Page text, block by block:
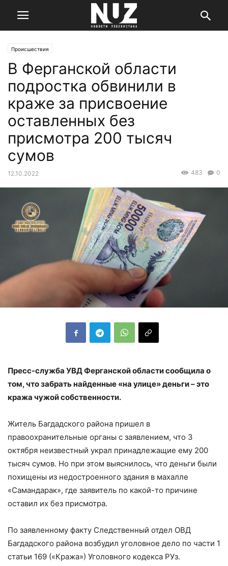
Происшествия
В Ферганской области
подростка обвинили в
краже за присвоение
оставленных без
присмотра 200 тысяч
сумов
12.10.2022 0
483
Пресс-служба УВД Ферганской области сообщила о
том, что забрать найденные «на улице» деньги – это
кража чужой собственности.
Житель Багдадского района пришел в
правоохранительные органы с заявлением, что 3
октября неизвестный украл принадлежащие ему 200
тысяч сумов. Но при этом выяснилось, что деньги были
похищены из недостроенного здания в махалле
«Самандарак», где заявитель по какой-то причине
оставил их без присмотра.
По заявленному факту Следственный отдел ОВД
Багдадского района возбудил уголовное дело по части 1
статьи 169 («Кража») Уголовного кодекса РУз.